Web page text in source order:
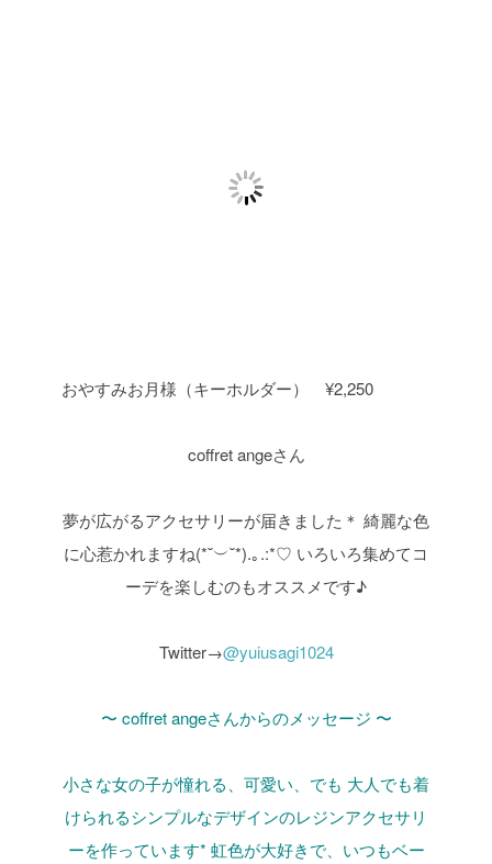
おやすみお月様（キーホルダー） ¥2,250
coffret angeさん
夢が広がるアクセサリーが届きました＊ 綺麗な色
に心惹かれますね(*˘︶˘*).｡.:*♡ いろいろ集めてコ
ーデを楽しむのもオススメです♪
Twitter→@yuiusagi1024
〜 coffret angeさんからのメッセージ 〜
小さな女の子が憧れる、可愛い、でも 大人でも着
けられるシンプルなデザインのレジンアクセサリ
ーを作っています* 虹色が大好きで、いつもベー